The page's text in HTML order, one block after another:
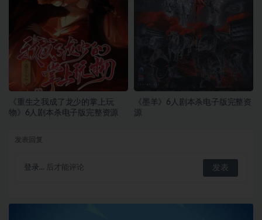
《重生之我成了龙少的掌上玩
物》6人剧本杀电子版完整资源
《墨羊》6人剧本杀电子版完整资
源
登录... 后才能评论